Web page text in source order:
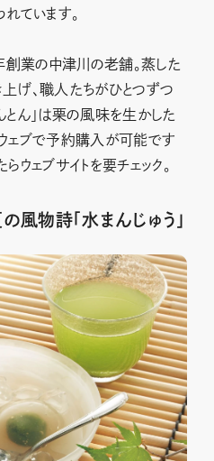
ています。
業の中津川の老舗。蒸した
げ、職人たちがひとつずつ
とん」は栗の風味を生かした
ェブで予約購入が可能です
ウェブサイトを要チェック。
風物詩「水まんじゅう」